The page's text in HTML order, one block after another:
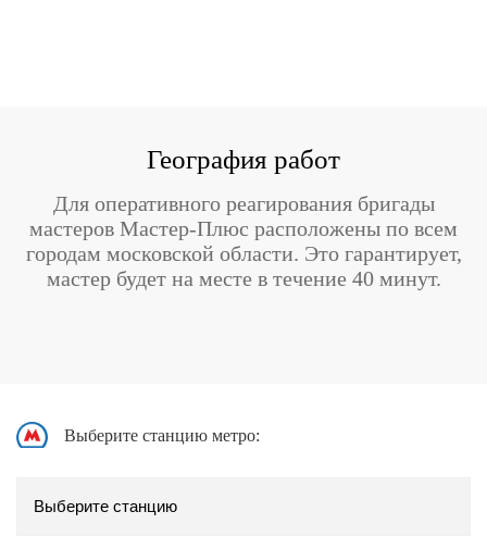
География работ
Для оперативного реагирования бригады
мастеров Мастер-Плюс расположены по всем
городам московской области. Это гарантирует,
мастер будет на месте в течение 40 минут.
Выберите станцию метро: